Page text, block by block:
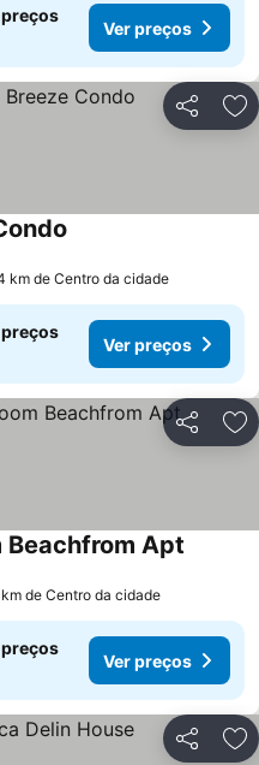
preços
Ver preços
Partilhar
km de Centro da cidade
preços
Ver preços
Partilhar
Apt
de Centro da cidade
preços
Ver preços
Partilhar